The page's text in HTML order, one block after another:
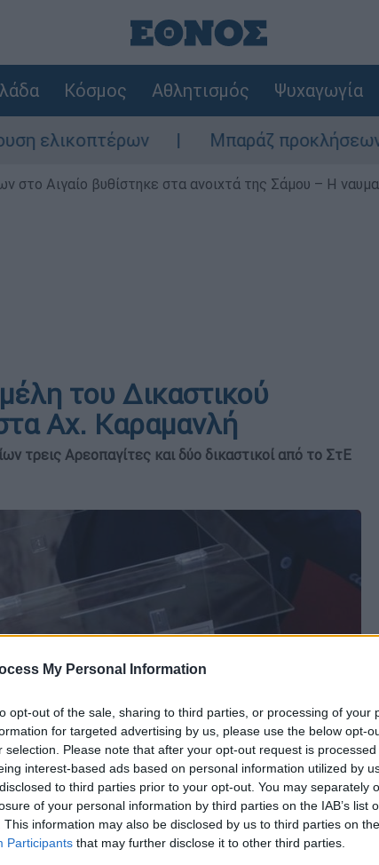
My Personal Information
opt-out of the sale, sharing to third parties, or processing of your
for targeted advertising by us, please use the below opt-
selection. Please note that after your opt-out request is
interest-based ads based on personal information utilized by
to third parties prior to your opt-out. You may separately
of your personal information by third parties on the IAB’s list
This information may also be disclosed by us to third parties on the
Participants that may further disclose it to other third parties.
Κόσμος Αθλητισμός Ψυχαγωγία
Μπαράζ προκλήσεων της
στο Αιγαίο βυθίστηκε στα ανοιχτά της Σάμου – Η
του Δικαστικού
Αχ. Καραμανλή
τρεις Αρεοπαγίτες και δύο δικαστικοί από το ΣτΕ